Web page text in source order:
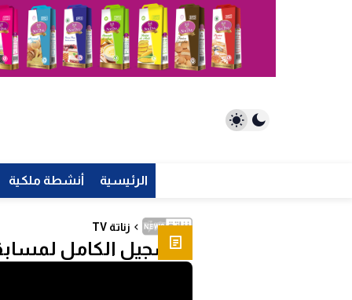
الرئيسية أنشطة ملكية
زناتة TV
التسجيل الكامل